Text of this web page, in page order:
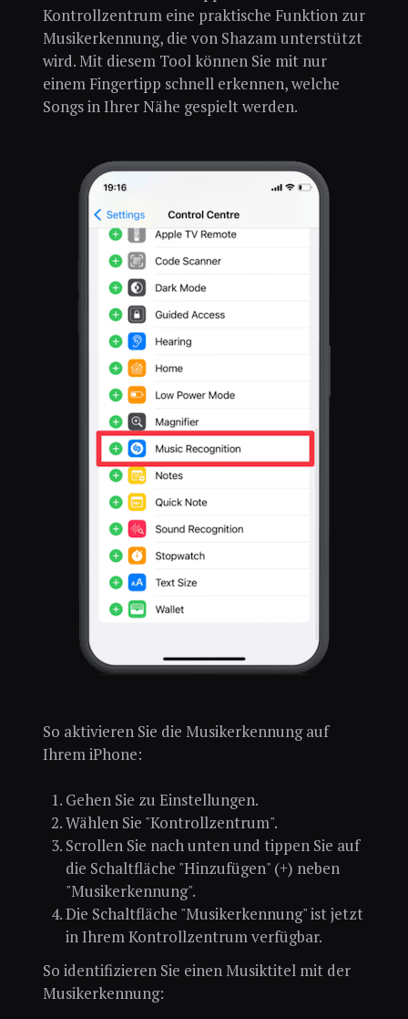
Kontrollzentrum eine praktische Funktion zur
Musikerkennung, die von Shazam unterstützt
wird. Mit diesem Tool können Sie mit nur
einem Fingertipp schnell erkennen, welche
Songs in Ihrer Nähe gespielt werden.
So aktivieren Sie die Musikerkennung auf
Ihrem iPhone:
Gehen Sie zu Einstellungen.
Wählen Sie "Kontrollzentrum".
Scrollen Sie nach unten und tippen Sie auf
die Schaltfläche "Hinzufügen" (+) neben
"Musikerkennung".
Die Schaltfläche "Musikerkennung" ist jetzt
in Ihrem Kontrollzentrum verfügbar.
So identifizieren Sie einen Musiktitel mit der
Musikerkennung: